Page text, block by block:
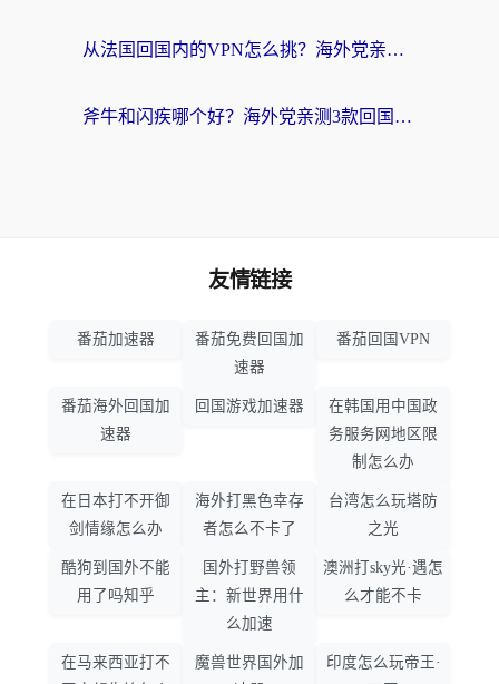
从法国回国内的VPN怎么挑？海外党亲测：稳定、多端、安全才是关键
斧牛和闪疾哪个好？海外党亲测3款回国加速器，教你选到不踩坑的那一款
友情链接
番茄加速器
番茄免费回国加
速器
番茄回国VPN
番茄海外回国加
速器
回国游戏加速器
在韩国用中国政
务服务网地区限
制怎么办
在日本打不开御
剑情缘怎么办
海外打黑色幸存
者怎么不卡了
台湾怎么玩塔防
之光
酷狗到国外不能
用了吗知乎
国外打野兽领
主：新世界用什
么加速
澳洲打sky光·遇怎
么才能不卡
在马来西亚打不
魔兽世界国外加
印度怎么玩帝王·